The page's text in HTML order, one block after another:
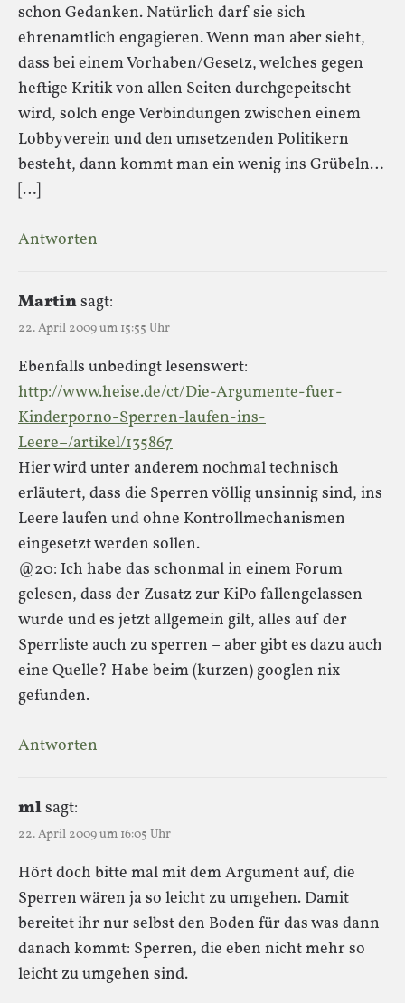
schon Gedanken. Natürlich darf sie sich
ehrenamtlich engagieren. Wenn man aber sieht,
dass bei einem Vorhaben/Gesetz, welches gegen
heftige Kritik von allen Seiten durchgepeitscht
wird, solch enge Verbindungen zwischen einem
Lobbyverein und den umsetzenden Politikern
besteht, dann kommt man ein wenig ins Grübeln…
[…]
Antworten
Martinsagt:
22. April 2009 um 15:55 Uhr
Ebenfalls unbedingt lesenswert:
http://www.heise.de/ct/Die-Argumente-fuer-
Kinderporno-Sperren-laufen-ins-
Leere–/artikel/135867
Hier wird unter anderem nochmal technisch
erläutert, dass die Sperren völlig unsinnig sind, ins
Leere laufen und ohne Kontrollmechanismen
eingesetzt werden sollen.
@20: Ich habe das schonmal in einem Forum
gelesen, dass der Zusatz zur KiPo fallengelassen
wurde und es jetzt allgemein gilt, alles auf der
Sperrliste auch zu sperren – aber gibt es dazu auch
eine Quelle? Habe beim (kurzen) googlen nix
gefunden.
Antworten
mlsagt:
22. April 2009 um 16:05 Uhr
Hört doch bitte mal mit dem Argument auf, die
Sperren wären ja so leicht zu umgehen. Damit
bereitet ihr nur selbst den Boden für das was dann
danach kommt: Sperren, die eben nicht mehr so
leicht zu umgehen sind.